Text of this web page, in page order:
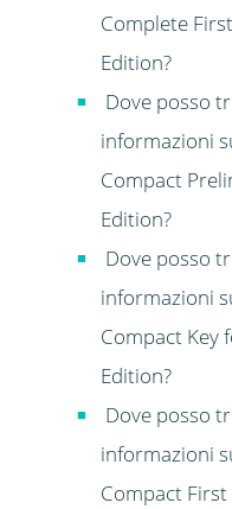
Complete
Edition?
Dove posso
informazioni
Compact
Edition?
Dove posso
informazioni
Compact Key
Edition?
Dove posso
informazioni
Compact